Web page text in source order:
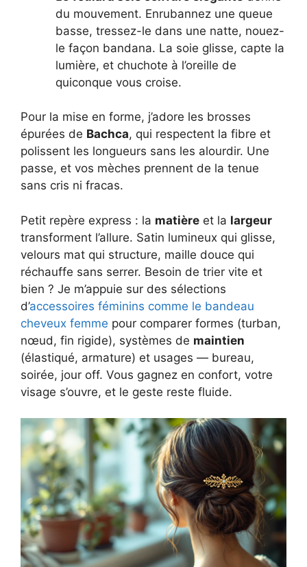
du mouvement. Enrubannez une queue
basse, tressez-le dans une natte, nouez-
le façon bandana. La soie glisse, capte la
lumière, et chuchote à l’oreille de
quiconque vous croise.
Pour la mise en forme, j’adore les brosses
épurées de Bachca, qui respectent la fibre et
polissent les longueurs sans les alourdir. Une
passe, et vos mèches prennent de la tenue
sans cris ni fracas.
Petit repère express : la matière et la largeur
transforment l’allure. Satin lumineux qui glisse,
velours mat qui structure, maille douce qui
réchauffe sans serrer. Besoin de trier vite et
bien ? Je m’appuie sur des sélections
d’accessoires féminins comme le bandeau
cheveux femme pour comparer formes (turban,
nœud, fin rigide), systèmes de maintien
(élastiqué, armature) et usages — bureau,
soirée, jour off. Vous gagnez en confort, votre
visage s’ouvre, et le geste reste fluide.